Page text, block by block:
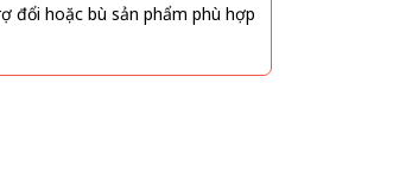
đổi hoặc bù sản phẩm phù hợp